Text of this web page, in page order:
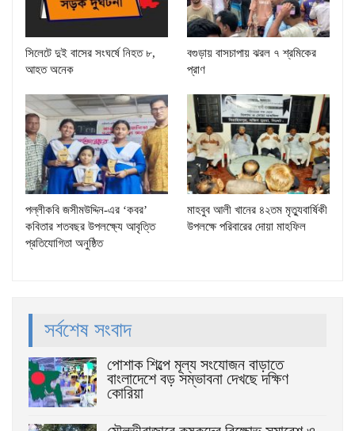
সিলেটে দুই বাসের সংঘর্ষে নিহত ৮,
আহত অনেক
বগুড়ায় বাসচাপায় ঝরল ৭ শ্রমিকের
প্রাণ
পল্লীকবি জসীমউদ্দিন-এর ‘কবর’
কবিতার শতবছর উপলক্ষ্যে আবৃত্তি
প্রতিযোগিতা অনুষ্ঠিত
মাহবুব আলী খানের ৪২তম মৃত্যুবার্ষিকী
উপলক্ষে পরিবারের দোয়া মাহফিল
সর্বশেষ সংবাদ
পোশাক শিল্পে মূল্য সংযোজন বাড়াতে
বাংলাদেশে বড় সম্ভাবনা দেখছে দক্ষিণ
কোরিয়া